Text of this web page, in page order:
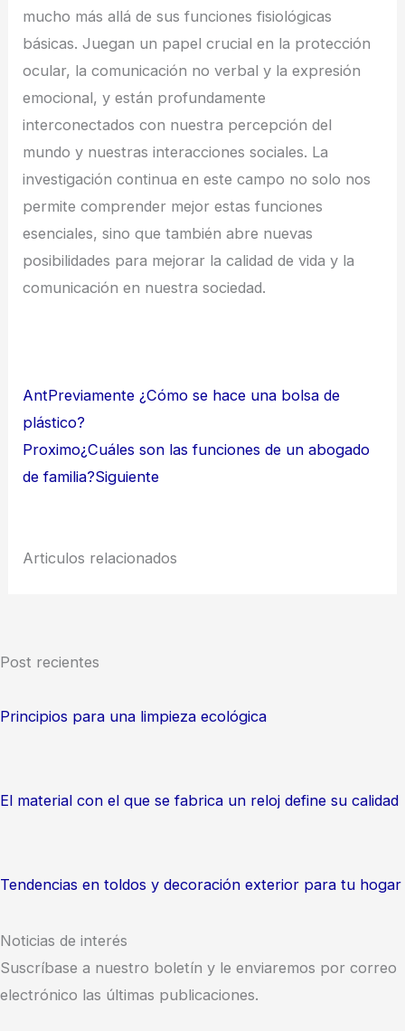
mucho más allá de sus funciones fisiológicas
básicas. Juegan un papel crucial en la protección
ocular, la comunicación no verbal y la expresión
emocional, y están profundamente
interconectados con nuestra percepción del
mundo y nuestras interacciones sociales. La
investigación continua en este campo no solo nos
permite comprender mejor estas funciones
esenciales, sino que también abre nuevas
posibilidades para mejorar la calidad de vida y la
comunicación en nuestra sociedad.
AntPreviamente¿Cómo se hace una bolsa de
plástico?
Proximo¿Cuáles son las funciones de un abogado
de familia?Siguiente
Articulos relacionados
Post recientes
Principios para una limpieza ecológica
El material con el que se fabrica un reloj define su calidad
Tendencias en toldos y decoración exterior para tu hogar
Noticias de interés
Suscríbase a nuestro boletín y le enviaremos por correo
electrónico las últimas publicaciones.